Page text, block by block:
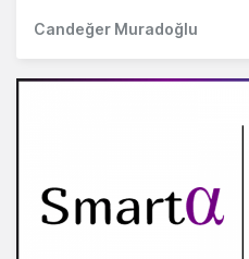
Candeğer Muradoğlu